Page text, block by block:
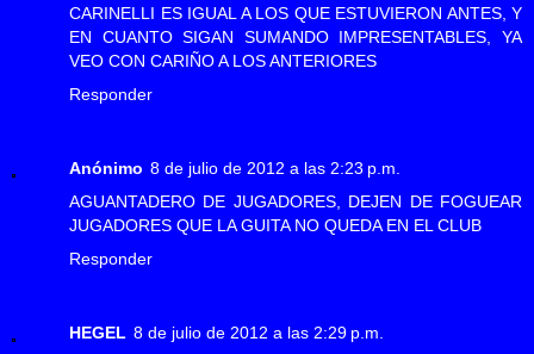
CARINELLI ES IGUAL A LOS QUE ESTUVIERON ANTES, Y
EN CUANTO SIGAN SUMANDO IMPRESENTABLES, YA
VEO CON CARIÑO A LOS ANTERIORES
Responder
Anónimo 8 de julio de 2012 a las 2:23 p.m.
AGUANTADERO DE JUGADORES, DEJEN DE FOGUEAR
JUGADORES QUE LA GUITA NO QUEDA EN EL CLUB
Responder
HEGEL 8 de julio de 2012 a las 2:29 p.m.